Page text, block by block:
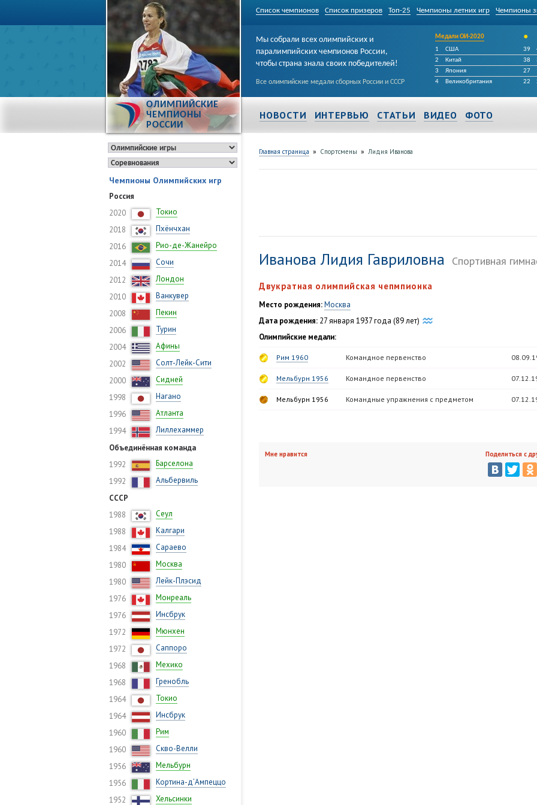
Список чемпионов Список призеров Топ-25 Чемпионы летних игр Чемпионы
ОЛИМПИЙСКИЕ
ЧЕМПИОНЫ
РОССИИ
Мы собрали всех олимпийских и
паралимпийских чемпионов России,
чтобы страна знала своих победителей!
Все олимпийские медали сборных России и СССР
Медали ОИ-2020 •
1
США 39
2
Китай 38
3
Япония 27
4
Великобритания 22
НОВОСТИ ИНТЕРВЬЮ СТАТЬИ ВИДЕО ФОТО
Чемпионы Олимпийских игр
Россия
2020
Токио
2018
Пхёнчхан
2016
Рио-де-Жанейро
2014
Сочи
2012
Лондон
2010
Ванкувер
2008
Пекин
2006
Турин
2004
Афины
2002
Солт-Лейк-Сити
2000
Сидней
1998
Нагано
1996
Атланта
1994
Лиллехаммер
Объединённая команда
1992
Барселона
1992
Альбервиль
СССР
1988
Сеул
1988
Калгари
1984
Сараево
1980
Москва
1980
Лейк-Плэсид
1976
Монреаль
1976
Инсбрук
1972
Мюнхен
1972
Саппоро
1968
Мехико
1968
Гренобль
1964
Токио
1964
Инсбрук
1960
Рим
1960
Скво-Велли
1956
Мельбурн
1956
Кортина-д’Ампеццо
1952
Хельсинки
Главная страница » Спортсмены » Лидия Иванова
Иванова Лидия Гавриловна Спортивная
Двукратная олимпийская чепмпионка
Место рождения:Москва
Дата рождения: 27 января 1937 года (89 лет)
Олимпийские медали:
Рим 1960 Командное первенство
Мельбурн 1956 Командное первенство
Мельбурн 1956 Командные упражнения с предметом
Мне нравится Поделиться с